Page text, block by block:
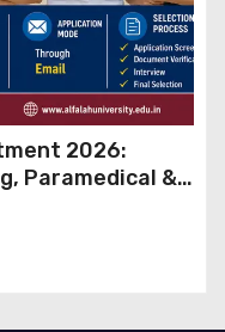
2026:
Paramedical &
Through Email